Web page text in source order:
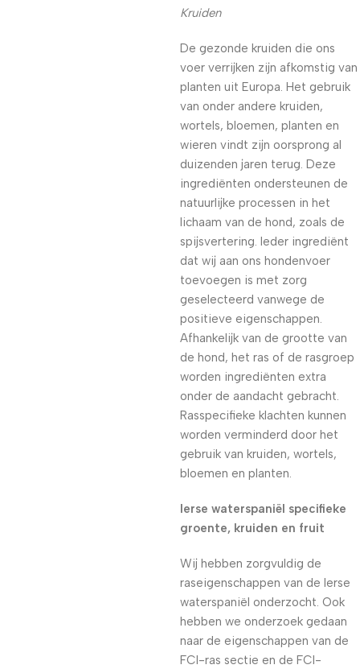
Kruiden
De gezonde kruiden die ons
voer verrijken zijn afkomstig van
planten uit Europa. Het gebruik
van onder andere kruiden,
wortels, bloemen, planten en
wieren vindt zijn oorsprong al
duizenden jaren terug. Deze
ingrediënten ondersteunen de
natuurlijke processen in het
lichaam van de hond, zoals de
spijsvertering. Ieder ingrediënt
dat wij aan ons hondenvoer
toevoegen is met zorg
geselecteerd vanwege de
positieve eigenschappen.
Afhankelijk van de grootte van
de hond, het ras of de rasgroep
worden ingrediënten extra
onder de aandacht gebracht.
Rasspecifieke klachten kunnen
worden verminderd door het
gebruik van kruiden, wortels,
bloemen en planten.
Ierse waterspaniël specifieke
groente, kruiden en fruit
Wij hebben zorgvuldig de
raseigenschappen van de Ierse
waterspaniël onderzocht. Ook
hebben we onderzoek gedaan
naar de eigenschappen van de
FCI-ras sectie en de FCI-